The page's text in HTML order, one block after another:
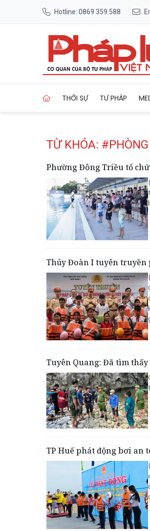
Hotline: 0869 359 588
THỜI SỰ TƯ PHÁP
TỪ KHÓA:
Phường Đông Triều tổ
Thủy Đoàn I tuyên truyền
Tuyên Quang: Đã tìm
TP Huế phát động bơi an